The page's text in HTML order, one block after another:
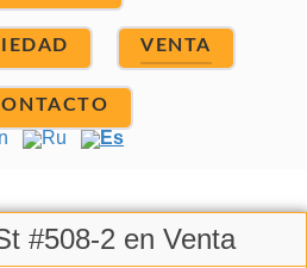
VENTA
Ru Es
#508-2 en Venta